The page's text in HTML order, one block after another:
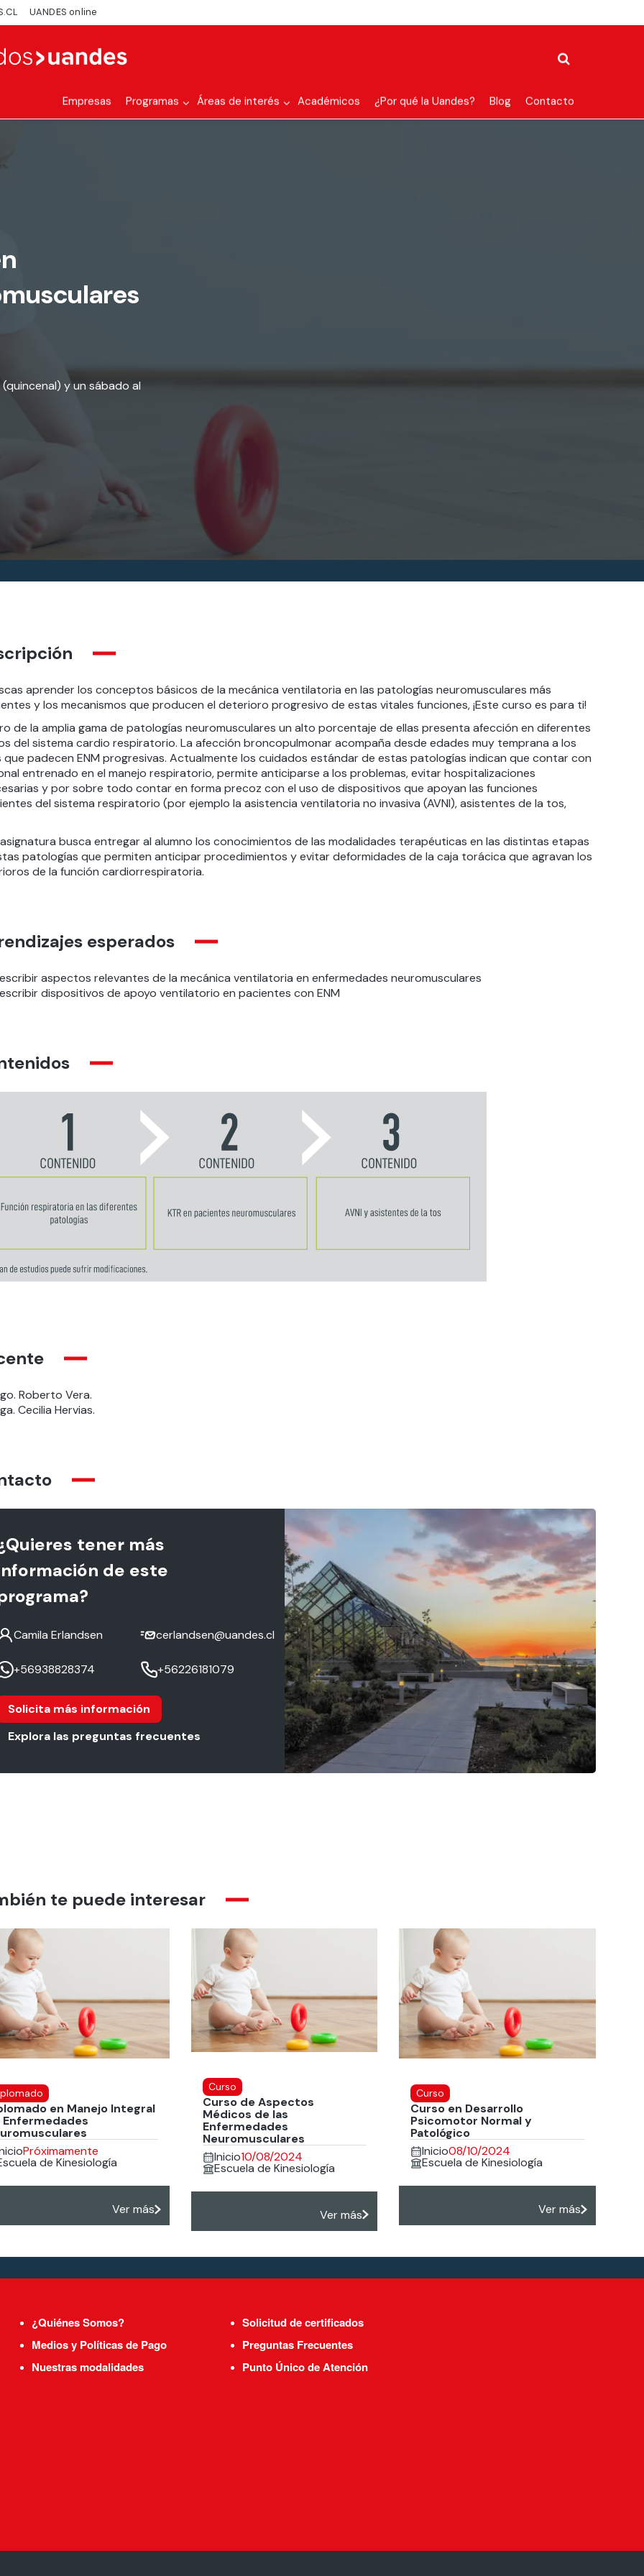
UANDES online
Empresas Programas Áreas de interés Académicos ¿Por qué la Uandes? Blog Contacto
y un sábado al
aprender los conceptos básicos de la mecánica ventilatoria en las patologías neuromusculares más
y los mecanismos que producen el deterioro progresivo de estas vitales funciones, ¡Este curso es para ti!
de la amplia gama de patologías neuromusculares un alto porcentaje de ellas presenta afección en diferentes
del sistema cardio respiratorio. La afección broncopulmonar acompaña desde edades muy temprana a los
que padecen ENM progresivas. Actualmente los cuidados estándar de estas patologías indican que contar con
entrenado en el manejo respiratorio, permite anticiparse a los problemas, evitar hospitalizaciones
y por sobre todo contar en forma precoz con el uso de dispositivos que apoyan las funciones
del sistema respiratorio (por ejemplo la asistencia ventilatoria no invasiva (AVNI), asistentes de la tos,
busca entregar al alumno los conocimientos de las modalidades terapéuticas en las distintas etapas
patologías que permiten anticipar procedimientos y evitar deformidades de la caja torácica que agravan los
de la función cardiorrespiratoria.
esperados
aspectos relevantes de la mecánica ventilatoria en enfermedades neuromusculares
dispositivos de apoyo ventilatorio en pacientes con ENM
. Roberto Vera.
Cecilia Hervias.
tener más
de este
Camila Erlandsen cerlandsen@uandes.cl
+56938828374 +56226181079
Solicita más información
Explora las preguntas frecuentes
te puede interesar
en Manejo Integral
Enfermedades
Próximamente
de Kinesiología
Ver más
Curso
Curso de Aspectos
Médicos de las
Enfermedades
Neuromusculares
Inicio10/08/2024
Escuela de Kinesiología
Ver más
Curso
Curso en Desarrollo
Psicomotor Normal y
Patológico
Inicio08/10/2024
Escuela de Kinesiología
Ver más
¿Quiénes Somos?
Medios y Políticas de Pago
Nuestras modalidades
Solicitud de certificados
Preguntas Frecuentes
Punto Único de Atención